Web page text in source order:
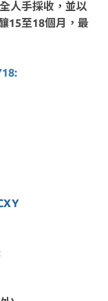
人手採收，並以
15至18個月，最